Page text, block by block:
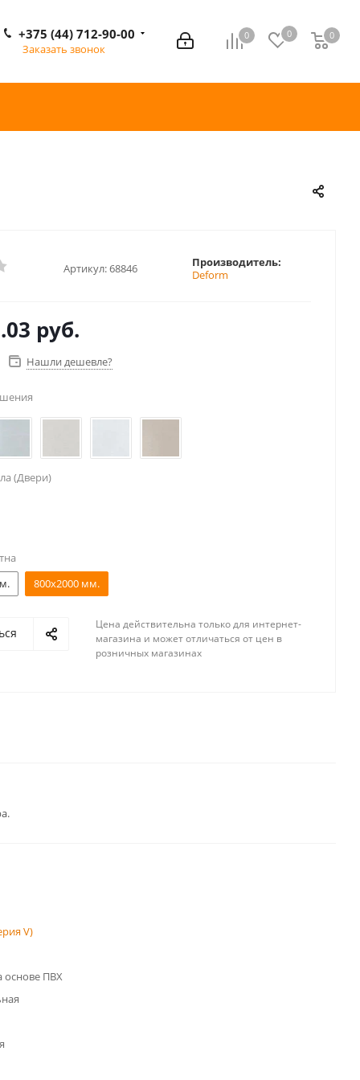
0 0 0
0
+375 (44) 712-90-00
Заказать звонок
Артикул:68846
Производитель:
Deform
руб.
Нашли дешевле?
(Двери)
800x2000 мм.
Цена действительна только для интернет-
магазина и может отличаться от цен в
розничных магазинах
V)
основе ПВХ